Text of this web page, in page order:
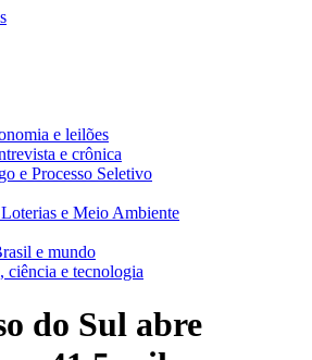
e leilões
e crônica
e Processo Seletivo
e Meio Ambiente
e mundo
ciência e tecnologia
do Sul abre